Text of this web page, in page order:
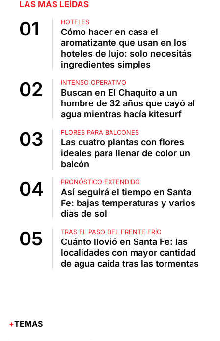
LAS MÁS LEÍDAS
HOTELES
Cómo hacer en casa el
aromatizante que usan en los
hoteles de lujo: solo necesitás
ingredientes simples
INTENSO OPERATIVO
Buscan en El Chaquito a un
hombre de 32 años que cayó al
agua mientras hacía kitesurf
FLORES PARA BALCONES
Las cuatro plantas con flores
ideales para llenar de color un
balcón
PRONÓSTICO EXTENDIDO
Así seguirá el tiempo en Santa
Fe: bajas temperaturas y varios
días de sol
TRAS EL PASO DEL FRENTE FRÍO
Cuánto llovió en Santa Fe: las
localidades con mayor cantidad
de agua caída tras las tormentas
TEMAS